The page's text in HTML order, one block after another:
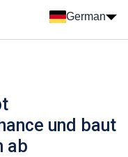
German
und baut
ab